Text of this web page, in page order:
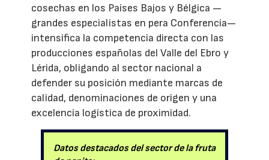
cosechas en los Países Bajos y Bélgica —
grandes especialistas en pera Conferencia—
intensifica la competencia directa con las
producciones españolas del Valle del Ebro y
Lérida, obligando al sector nacional a
defender su posición mediante marcas de
calidad, denominaciones de origen y una
excelencia logística de proximidad.
Datos destacados del sector de la fruta